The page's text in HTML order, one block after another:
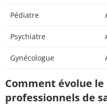
Pédiatre
Psychiatre
Gynécologue
Comment évolue
professionnels de